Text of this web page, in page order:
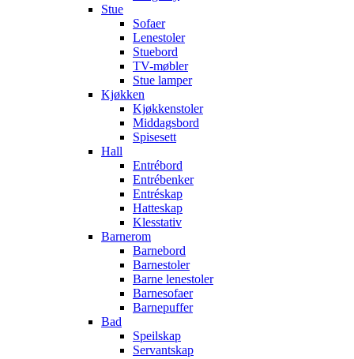
Stue
Sofaer
Lenestoler
Stuebord
TV-møbler
Stue lamper
Kjøkken
Kjøkkenstoler
Middagsbord
Spisesett
Hall
Entrébord
Entrébenker
Entréskap
Hatteskap
Klesstativ
Barnerom
Barnebord
Barnestoler
Barne lenestoler
Barnesofaer
Barnepuffer
Bad
Speilskap
Servantskap